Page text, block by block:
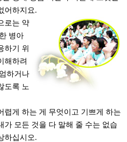
어하지요.
로는 약
병아
하기 위
해하려
하거나
도록 노
렵게 하는 게 무엇이고 기쁘게 하는
가 모든 것을 다 말해 줄 수는 없습
하십시오.